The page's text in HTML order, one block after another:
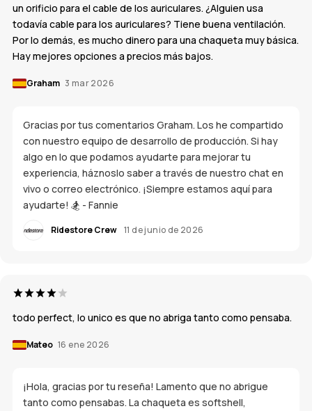
un orificio para el cable de los auriculares. ¿Alguien usa
todavía cable para los auriculares? Tiene buena ventilación.
Por lo demás, es mucho dinero para una chaqueta muy básica.
Hay mejores opciones a precios más bajos.
Graham 3 mar 2026
Gracias por tus comentarios Graham. Los he compartido
con nuestro equipo de desarrollo de producción. Si hay
algo en lo que podamos ayudarte para mejorar tu
experiencia, háznoslo saber a través de nuestro chat en
vivo o correo electrónico. ¡Siempre estamos aquí para
ayudarte! 🏂 - Fannie
Ridestore Crew 11 de junio de 2026
todo perfect, lo unico es que no abriga tanto como pensaba.
Mateo 16 ene 2026
¡Hola, gracias por tu reseña! Lamento que no abrigue
tanto como pensabas. La chaqueta es softshell,